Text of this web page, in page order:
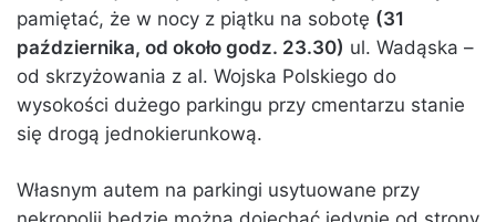
pamiętać, że w nocy z piątku na sobotę (31
października, od około godz. 23.30) ul. Wadąska –
od skrzyżowania z al. Wojska Polskiego do
wysokości dużego parkingu przy cmentarzu stanie
się drogą jednokierunkową.
Własnym autem na parkingi usytuowane przy